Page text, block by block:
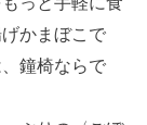
かまぼこで
鐘椅ならで